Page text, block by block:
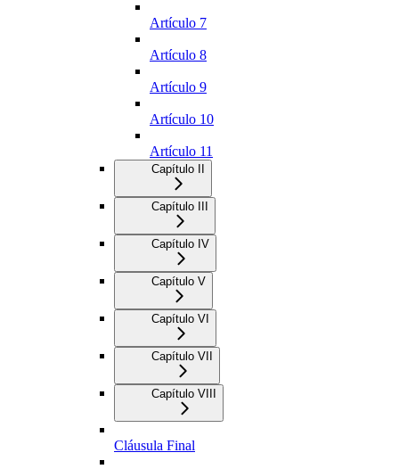
Artículo 7
Artículo 8
Artículo 9
Artículo 10
Artículo 11
Capítulo II
Capítulo III
Capítulo IV
Capítulo V
Capítulo VI
Capítulo VII
Capítulo VIII
Cláusula Final